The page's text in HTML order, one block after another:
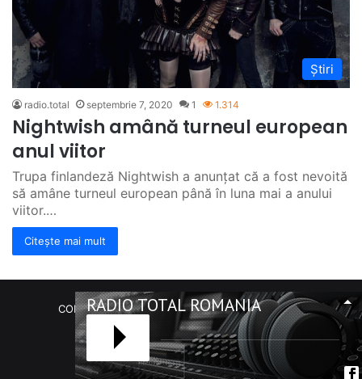
Știri
radio.total septembrie 7, 2020 1 1.314
Nightwish amână turneul european
anul viitor
Trupa finlandeză Nightwish a anunțat că a fost nevoită
să amâne turneul european până în luna mai a anului
viitor.…
Citește mai mult
COPYRIGHT Radio Total România. (C) 2020-2023
Facebook
RSS
RADIO TOTAL ROMANIA